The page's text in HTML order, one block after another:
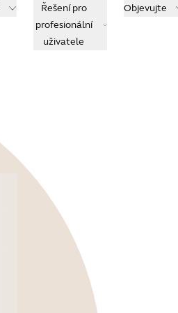
Řešení pro
profesionální
uživatele
Objevujte